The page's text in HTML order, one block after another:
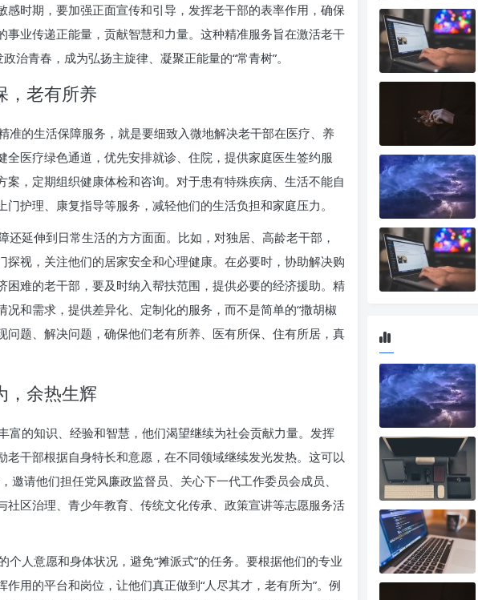
感时期，要加强正面宣传和引导，发挥老干部的表率作用，确保
业传递正能量，贡献智慧和力量。这种精准服务旨在激活老干
治青春，成为弘扬主旋律、凝聚正能量的“常青树”。
，老有所养
准的生活保障服务，就是要细致入微地解决老干部在医疗、养
医疗绿色通道，优先安排就诊、住院，提供家庭医生签约服
，定期组织健康体检和咨询。对于患有特殊疾病、生活不能自
护理、康复指导等服务，减轻他们的生活负担和家庭压力。
还延伸到日常生活的方方面面。比如，对独居、高龄老干部，
视，关注他们的居家安全和心理健康。在必要时，协助解决购
难的老干部，要及时纳入帮扶范围，提供必要的经济援助。精
和需求，提供差异化、定制化的服务，而不是简单的“撒胡椒
问题、解决问题，确保他们老有所养、医有所保、住有所居，真
，余热生辉
富的知识、经验和智慧，他们渴望继续为社会贡献力量。发挥
干部根据自身特长和意愿，在不同领域继续发光发热。这可以
邀请他们担任党风廉政监督员、关心下一代工作委员会成员、
区治理、青少年教育、传统文化传承、政策宣讲等志愿服务活
人意愿和身体状况，避免“摊派式”的任务。要根据他们的专业
用的平台和岗位，让他们真正做到“人尽其才，老有所为”。例